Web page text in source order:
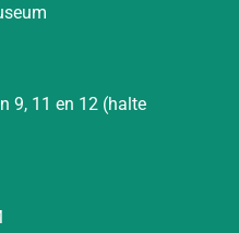
9, 11 en 12 (halte